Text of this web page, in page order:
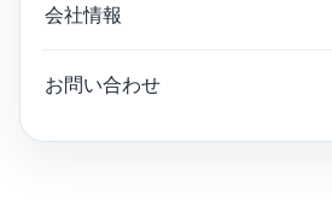
会社情報
お問い合わせ